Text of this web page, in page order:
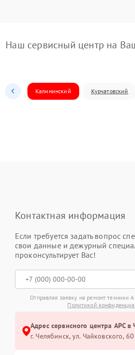
Наш сервисный центр на
Калининский Курчатовский
Контактная информация
Если требуется задать вопрос
свои данные и дежурный
проконсультирует Вас!
Отправляя заявку на ремонт техники
Политикой
Адрес сервисного центра APC в
г. Челябинск, ул. Чайковского, 60